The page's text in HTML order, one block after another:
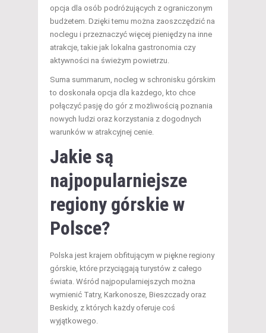
opcja dla osób podróżujących z ograniczonym
budżetem. Dzięki temu można zaoszczędzić na
noclegu i przeznaczyć więcej pieniędzy na inne
atrakcje, takie jak lokalna gastronomia czy
aktywności na świeżym powietrzu.
Suma summarum, nocleg w schronisku górskim
to doskonała opcja dla każdego, kto chce
połączyć pasję do gór z możliwością poznania
nowych ludzi oraz korzystania z dogodnych
warunków w atrakcyjnej cenie.
Jakie są
najpopularniejsze
regiony górskie w
Polsce?
Polska jest krajem obfitującym w piękne regiony
górskie, które przyciągają turystów z całego
świata. Wśród najpopularniejszych można
wymienić Tatry, Karkonosze, Bieszczady oraz
Beskidy, z których każdy oferuje coś
wyjątkowego.